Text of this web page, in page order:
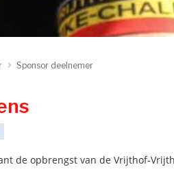
Sponsor deelnemer
de opbrengst van de Vrijthof-